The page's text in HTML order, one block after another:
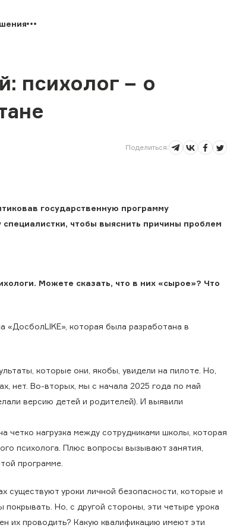
психолог − о
Поделиться:
государственную программу
чтобы выяснить причины проблем
Можете сказать, что в них «сырое»? Что
«ДосболLIKE», которая была разработана в
которые они, якобы, увидели на пилоте. Но,
нет. Во-вторых, мы с начала 2025 года по май
версию детей и родителей). И выявили
четко нагрузка между сотрудниками школы, которая
психолога. Плюс вопросы вызывают занятия,
программе.
существуют уроки личной безопасности, которые и
Но, с другой стороны, эти четыре урока
их проводить? Какую квалификацию имеют эти